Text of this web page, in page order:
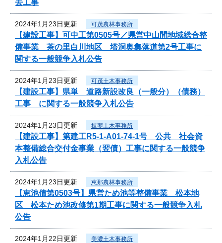
去工事
2024年1月23日更新 可茂農林事務所
【建設工事】可中工第0505号／県営中山間地域総合整
備事業 茶の里白川地区 塔洞奥集落道第2号工事に
関する一般競争入札公告
2024年1月23日更新 可茂土木事務所
【建設工事】県単 道路新設改良（一般分）（債務）
工事 に関する一般競争入札公告
2024年1月23日更新 揖斐土木事務所
【建設工事】第建工R5-1-A01-74-1号 公共 社会資
本整備総合交付金事業（翌債）工事に関する一般競争
入札公告
2024年1月23日更新 恵那農林事務所
【恵池債第0503号】県営ため池等整備事業 松本地
区 松本ため池改修第1期工事に関する一般競争入札
公告
2024年1月22日更新 美濃土木事務所